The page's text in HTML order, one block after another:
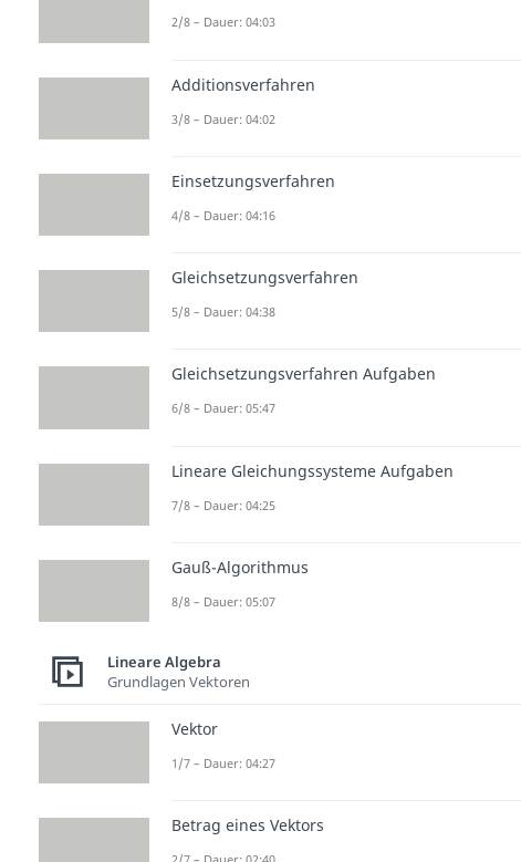
2/8 – Dauer: 04:03
Additionsverfahren
3/8 – Dauer: 04:02
Einsetzungsverfahren
4/8 – Dauer: 04:16
Gleichsetzungsverfahren
5/8 – Dauer: 04:38
Gleichsetzungsverfahren Aufgaben
6/8 – Dauer: 05:47
Lineare Gleichungssysteme Aufgaben
7/8 – Dauer: 04:25
Gauß-Algorithmus
8/8 – Dauer: 05:07
Lineare Algebra
Grundlagen Vektoren
Vektor
1/7 – Dauer: 04:27
Betrag eines Vektors